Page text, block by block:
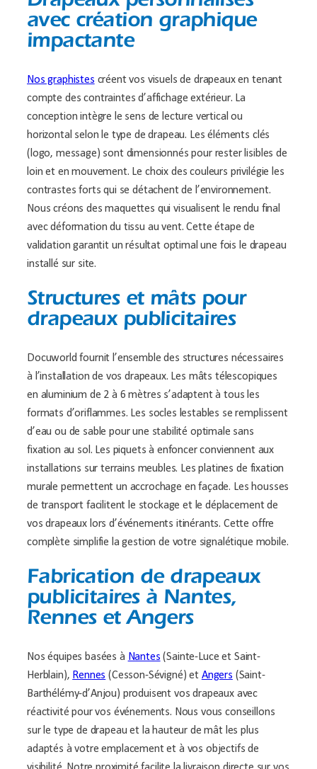
avec création graphique
impactante
Nos graphistes créent vos visuels de drapeaux en tenant
compte des contraintes d’affichage extérieur. La
conception intègre le sens de lecture vertical ou
horizontal selon le type de drapeau. Les éléments clés
(logo, message) sont dimensionnés pour rester lisibles de
loin et en mouvement. Le choix des couleurs privilégie les
contrastes forts qui se détachent de l’environnement.
Nous créons des maquettes qui visualisent le rendu final
avec déformation du tissu au vent. Cette étape de
validation garantit un résultat optimal une fois le drapeau
installé sur site.
Structures et mâts pour
drapeaux publicitaires
Docuworld fournit l’ensemble des structures nécessaires
à l’installation de vos drapeaux. Les mâts télescopiques
en aluminium de 2 à 6 mètres s’adaptent à tous les
formats d’oriflammes. Les socles lestables se remplissent
d’eau ou de sable pour une stabilité optimale sans
fixation au sol. Les piquets à enfoncer conviennent aux
installations sur terrains meubles. Les platines de fixation
murale permettent un accrochage en façade. Les housses
de transport facilitent le stockage et le déplacement de
vos drapeaux lors d’événements itinérants. Cette offre
complète simplifie la gestion de votre signalétique mobile.
Fabrication de drapeaux
publicitaires à Nantes,
Rennes et Angers
Nos équipes basées à Nantes (Sainte-Luce et Saint-
Herblain), Rennes (Cesson-Sévigné) et Angers (Saint-
Barthélémy-d’Anjou) produisent vos drapeaux avec
réactivité pour vos événements. Nous vous conseillons
sur le type de drapeau et la hauteur de mât les plus
adaptés à votre emplacement et à vos objectifs de